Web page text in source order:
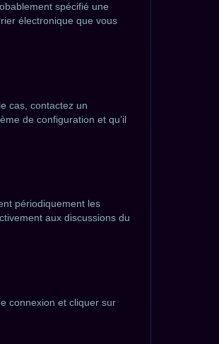
spécifié une
électronique que vous
cas, contactez un
de configuration et qu’il
périodiquement les
aux discussions du
connexion et cliquer sur